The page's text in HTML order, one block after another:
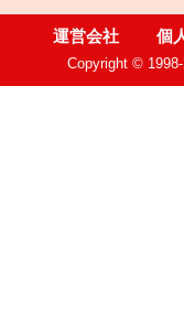
運営会社 個
Copyright ©